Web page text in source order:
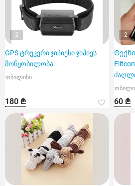
2
GPS ტრეკერი ჯიპიესი ჯიპიეს
მოწყობილობა
თბილისი
180 ₾
2
60 ₾